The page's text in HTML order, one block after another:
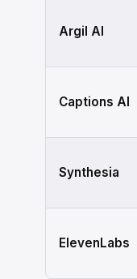
Argil AI
Captions AI
Synthesia
ElevenLabs